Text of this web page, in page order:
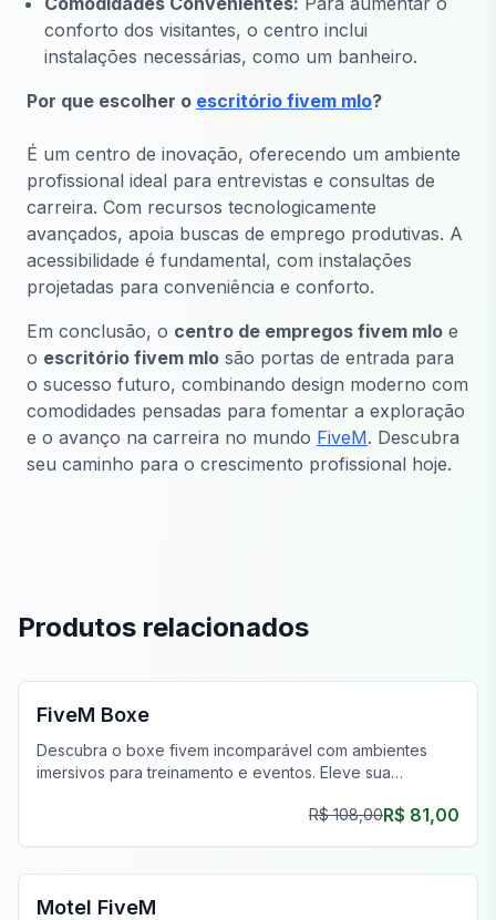
conforto dos visitantes, o centro inclui
instalações necessárias, como um banheiro.
Por que escolher o escritório fivem mlo?
É um centro de inovação, oferecendo um ambiente
profissional ideal para entrevistas e consultas de
carreira. Com recursos tecnologicamente
avançados, apoia buscas de emprego produtivas. A
acessibilidade é fundamental, com instalações
projetadas para conveniência e conforto.
Em conclusão, o centro de empregos fivem mlo e
o escritório fivem mlo são portas de entrada para
o sucesso futuro, combinando design moderno com
comodidades pensadas para fomentar a exploração
e o avanço na carreira no mundo FiveM. Descubra
seu caminho para o crescimento profissional hoje.
Produtos relacionados
FiveM Boxe
Descubra o boxe fivem incomparável com ambientes
imersivos para treinamento e eventos. Eleve sua
R$ 108,00R$ 81,00
FiveM Negócios MLO
Motel FiveM